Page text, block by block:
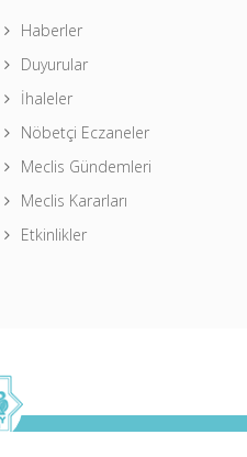
Haberler
Duyurular
İhaleler
Nöbetçi Eczaneler
Meclis Gündemleri
Meclis Kararları
Etkinlikler